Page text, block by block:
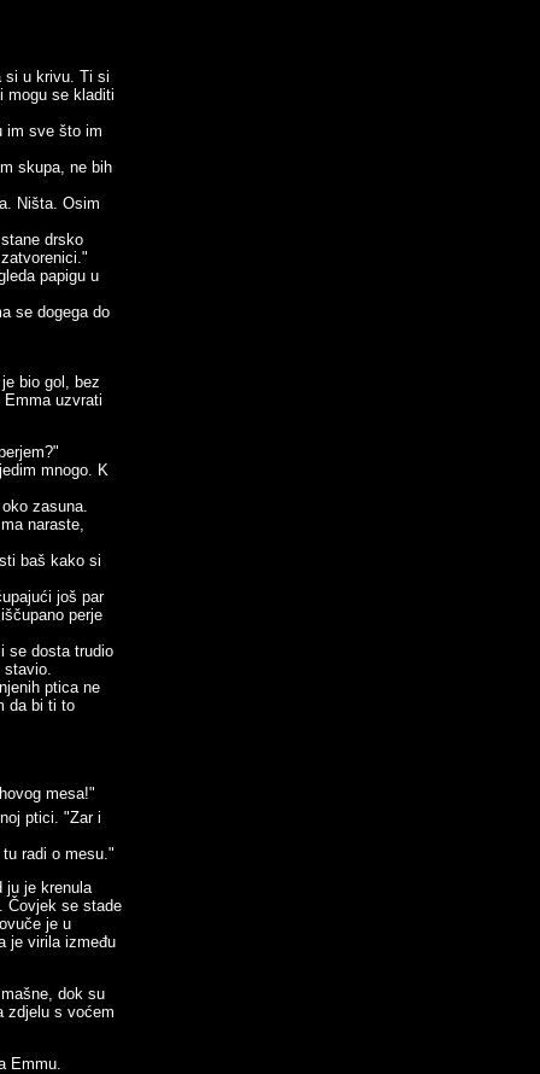
si u krivu. Ti si
mogu se kladiti
im sve što im
skupa, ne bih
Ništa. Osim
drsko
papigu u
se dogega do
bio gol, bez
uzvrati
mnogo. K
zasuna.
naraste,
baš kako si
još par
perje
se dosta trudio
stavio.
ptica ne
da bi ti to
mesa!"
ptici. "Zar i
radi o mesu."
ju je krenula
Čovjek se stade
je u
je virila između
dok su
zdjelu s voćem
Emmu.